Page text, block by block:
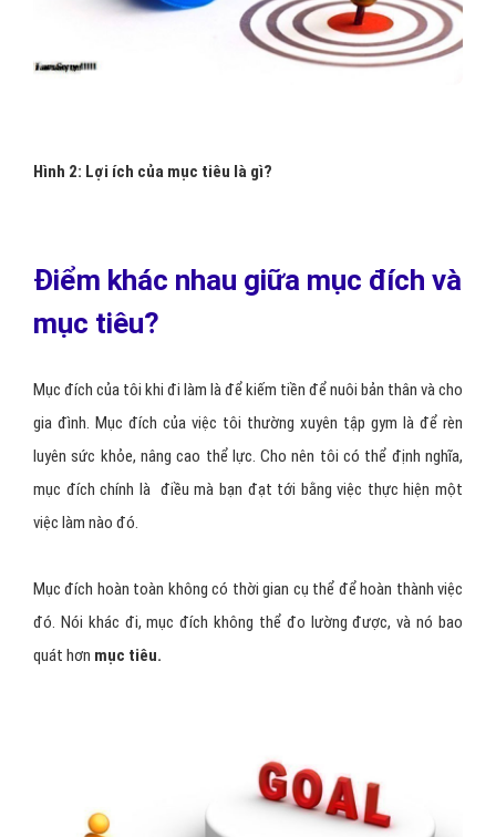
Hình 2: Lợi ích của mục tiêu là gì?
Điểm khác nhau giữa mục đích và
mục tiêu?
Mục đích của tôi khi đi làm là để kiếm tiền để nuôi bản thân và cho
gia đình. Mục đích của việc tôi thường xuyên tập gym là để rèn
luyên sức khỏe, nâng cao thể lực. Cho nên tôi có thể định nghĩa,
mục đích chính là điều mà bạn đạt tới bằng việc thực hiện một
việc làm nào đó.
Mục đích hoàn toàn không có thời gian cụ thể để hoàn thành việc
đó. Nói khác đi, mục đích không thể đo lường được, và nó bao
quát hơn mục tiêu.